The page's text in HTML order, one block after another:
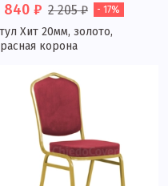
840 ₽ 2 205 ₽ - 17%
Хит 20мм, золото,
корона